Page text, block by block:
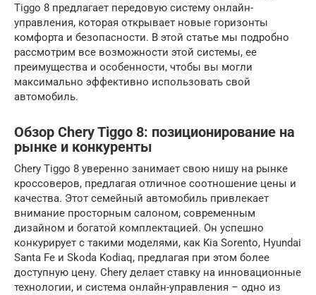
Tiggo 8 предлагает передовую систему онлайн-
управления, которая открывает новые горизонты
комфорта и безопасности. В этой статье мы подробно
рассмотрим все возможности этой системы, ее
преимущества и особенности, чтобы вы могли
максимально эффективно использовать свой
автомобиль.
Обзор Chery Tiggo 8: позиционирование на
рынке и конкуренты
Chery Tiggo 8 уверенно занимает свою нишу на рынке
кроссоверов, предлагая отличное соотношение цены и
качества. Этот семейный автомобиль привлекает
внимание просторным салоном, современным
дизайном и богатой комплектацией. Он успешно
конкурирует с такими моделями, как Kia Sorento, Hyundai
Santa Fe и Skoda Kodiaq, предлагая при этом более
доступную цену. Chery делает ставку на инновационные
технологии, и система онлайн-управления – одно из